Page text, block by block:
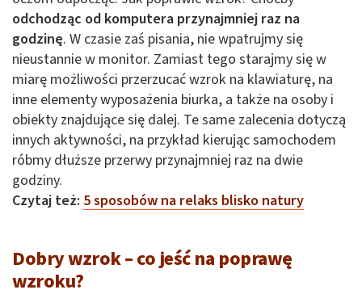
odchodząc od komputera przynajmniej raz na
godzinę. W czasie zaś pisania, nie wpatrujmy się
nieustannie w monitor. Zamiast tego starajmy się w
miarę możliwości przerzucać wzrok na klawiaturę, na
inne elementy wyposażenia biurka, a także na osoby i
obiekty znajdujące się dalej. Te same zalecenia dotyczą
innych aktywności, na przykład kierując samochodem
róbmy dłuższe przerwy przynajmniej raz na dwie
godziny.
Czytaj też: 5 sposobów na relaks blisko natury
Dobry wzrok – co jeść na poprawę
wzroku?